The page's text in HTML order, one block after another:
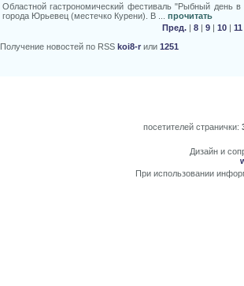
Областной гастрономический фестиваль "Рыбный день
города Юрьевец (местечко Курени). В ... прочитать
Пред. | 8 | 9 | 10 | 11
Получение новостей по RSS koi8-r или 1251
посетителей странички:
Дизайн и
При использовании